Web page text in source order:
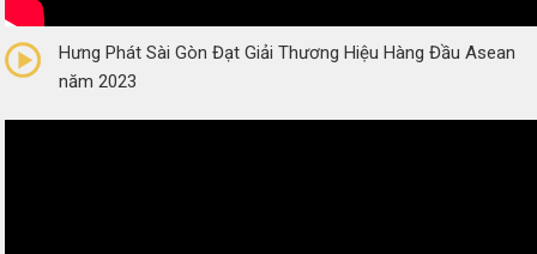
(0 Reviews)
Hưng Phát Sài Gòn Đạt Giải Thương Hiệu Hàng Đầu Asean
năm 2023